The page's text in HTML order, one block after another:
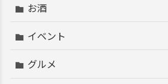
お酒
イベント
グルメ